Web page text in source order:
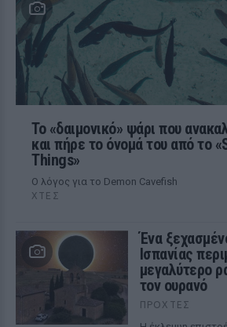
Το «δαιμονικό» ψάρι που
και πήρε το όνομά του από το
Things»
Ο λόγος για το Demon Cavefish
ΧΤΕΣ
Ένα
Ισπανίας
μεγαλύτερο
τον ουρανό
ΠΡΟΧΤΈΣ